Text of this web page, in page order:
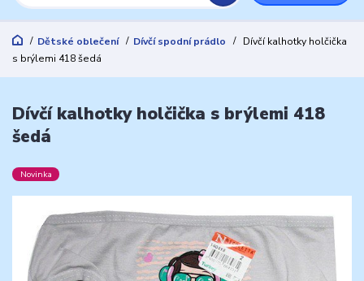
Dětské oblečení Dívčí spodní prádlo
Dívčí kalhotky holčička
s brýlemi 418 šedá
Dívčí kalhotky holčička s brýlemi 418
šedá
Novinka